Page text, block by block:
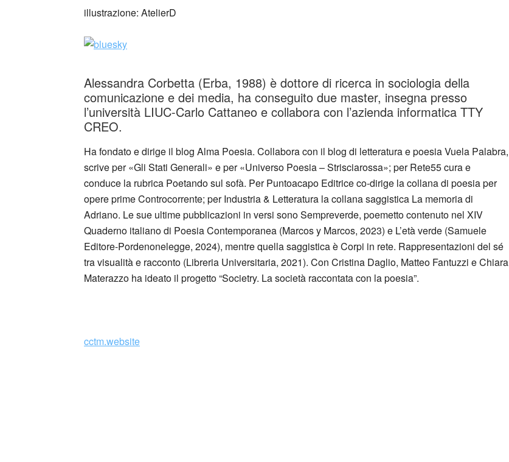
illustrazione: AtelierD
Alessandra Corbetta (Erba, 1988) è dottore di ricerca in sociologia della
comunicazione e dei media, ha conseguito due master, insegna presso
l’università LIUC-Carlo Cattaneo e collabora con l’azienda informatica TTY
CREO.
Ha fondato e dirige il blog Alma Poesia. Collabora con il blog di letteratura e poesia Vuela Palabra,
scrive per «Gli Stati Generali» e per «Universo Poesia – Strisciarossa»; per Rete55 cura e
conduce la rubrica Poetando sul sofà. Per Puntoacapo Editrice co-dirige la collana di poesia per
opere prime Controcorrente; per Industria & Letteratura la collana saggistica La memoria di
Adriano. Le sue ultime pubblicazioni in versi sono Sempreverde, poemetto contenuto nel XIV
Quaderno italiano di Poesia Contemporanea (Marcos y Marcos, 2023) e L’età verde (Samuele
Editore-Pordenonelegge, 2024), mentre quella saggistica è Corpi in rete. Rappresentazioni del sé
tra visualità e racconto (Libreria Universitaria, 2021). Con Cristina Daglio, Matteo Fantuzzi e Chiara
Materazzo ha ideato il progetto “Societry. La società raccontata con la poesia”.
cctm.website